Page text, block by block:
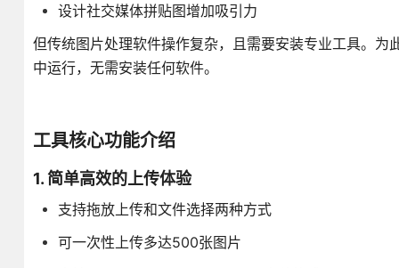
设计社交媒体拼贴图增加吸引力
但传统图片处理软件操作复杂，且需要安装专业工具。
中运行，无需安装任何软件。
工具核心功能介绍
1. 简单高效的上传体验
支持拖放上传和文件选择两种方式
可一次性上传多达500张图片